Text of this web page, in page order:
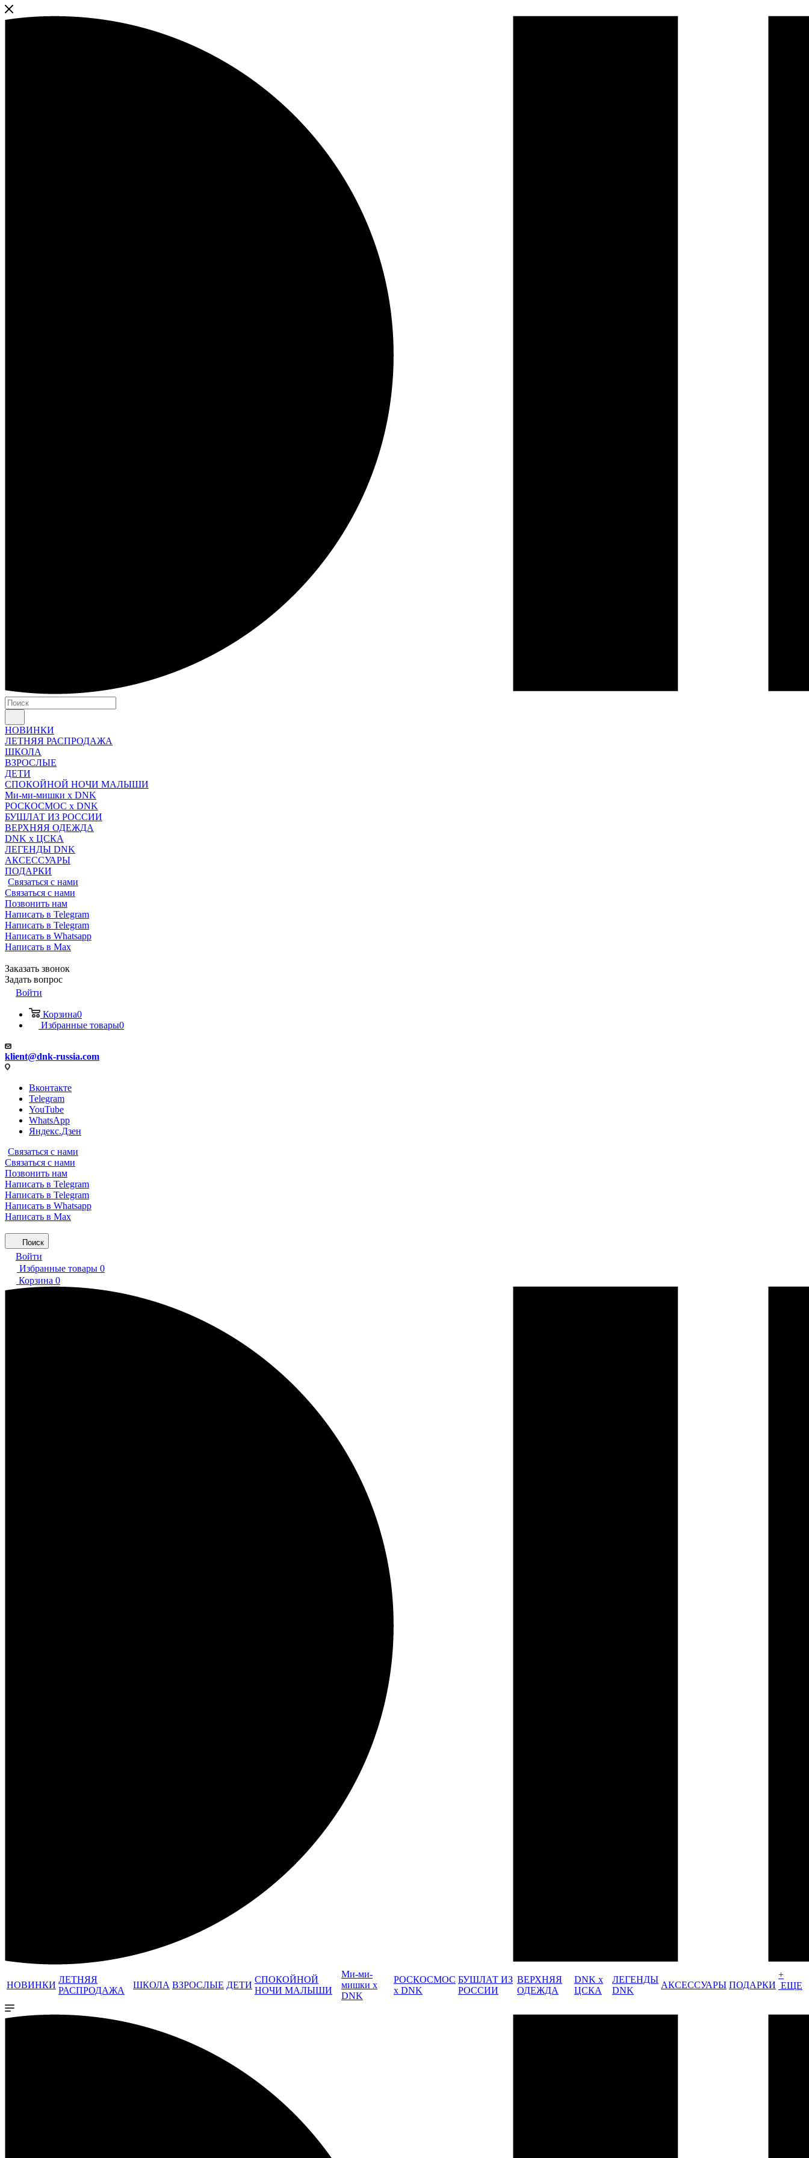
НОВИНКИ
ЛЕТНЯЯ РАСПРОДАЖА
ШКОЛА
ВЗРОСЛЫЕ
ДЕТИ
СПОКОЙНОЙ НОЧИ МАЛЫШИ
Ми-ми-мишки x DNK
РОСКОСМОС x DNK
БУШЛАТ ИЗ РОССИИ
ВЕРХНЯЯ ОДЕЖДА
DNK x ЦСКА
ЛЕГЕНДЫ DNK
АКСЕССУАРЫ
ПОДАРКИ
Связаться с нами
Связаться с нами
Позвонить нам
Написать в Telegram
Написать в Telegram
Написать в Whatsapp
Написать в Max
Заказать звонок
Задать вопрос
Войти
Корзина0
Избранные товары0
klient@dnk-russia.com
Вконтакте
Telegram
YouTube
WhatsApp
Яндекс.Дзен
Связаться с нами
Связаться с нами
Позвонить нам
Написать в Telegram
Написать в Telegram
Написать в Whatsapp
Написать в Max
Поиск
Войти
Избранные товары 0
Корзина 0
НОВИНКИ
ЛЕТНЯЯ
РАСПРОДАЖА
ШКОЛА ВЗРОСЛЫЕ ДЕТИ
СПОКОЙНОЙ
НОЧИ МАЛЫШИ
Ми-ми-
мишки x
DNK
РОСКОСМОС
x DNK
БУШЛАТ ИЗ
РОССИИ
ВЕРХНЯЯ
ОДЕЖДА
DNK x
ЦСКА
ЛЕГЕНДЫ
DNK
АКСЕССУАРЫ ПОДАРКИ
+
ЕЩЕ